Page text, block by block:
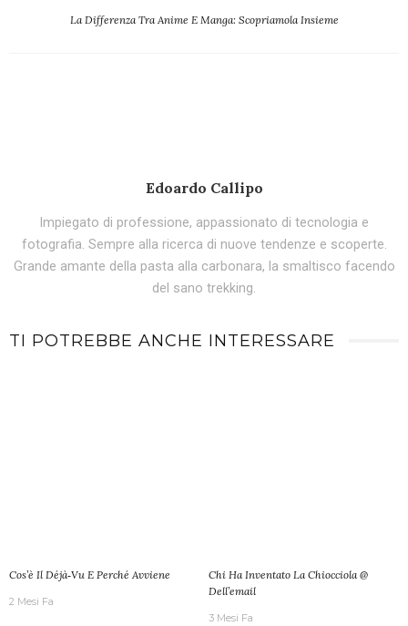
La Differenza Tra Anime E Manga: Scopriamola Insieme
Edoardo Callipo
Impiegato di professione, appassionato di tecnologia e
fotografia. Sempre alla ricerca di nuove tendenze e scoperte.
Grande amante della pasta alla carbonara, la smaltisco facendo
del sano trekking.
TI POTREBBE ANCHE INTERESSARE
Cos’è Il Déjà‑vu E Perché Avviene
2 Mesi Fa
Chi Ha Inventato La Chiocciola @
Dell’email
3 Mesi Fa